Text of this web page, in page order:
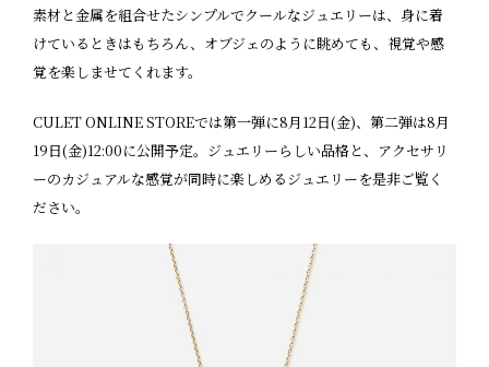
素材と金属を組合せたシンプルでクールなジュエリーは、身に着
けているときはもちろん、オブジェのように眺めても、視覚や感
覚を楽しませてくれます。
CULET ONLINE STOREでは第一弾に8月12日(金)、第二弾は8月
19日(金)12:00に公開予定。ジュエリーらしい品格と、アクセサリ
ーのカジュアルな感覚が同時に楽しめるジュエリーを是非ご覧く
ださい。